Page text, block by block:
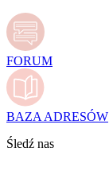
FORUM
BAZA ADRESÓW
Śledź nas